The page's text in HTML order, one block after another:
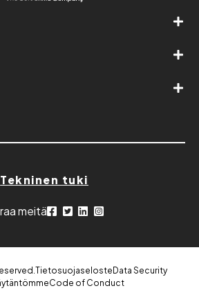
Tekninen tuki
meitä
TietosuojaselosteData Security
Code of Conduct